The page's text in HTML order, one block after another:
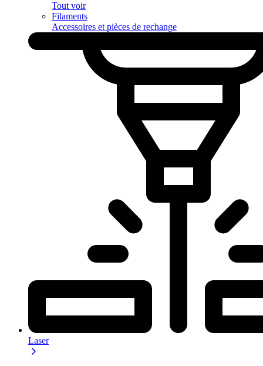
Tout voir
Filaments
Accessoires et pièces de rechange
Laser